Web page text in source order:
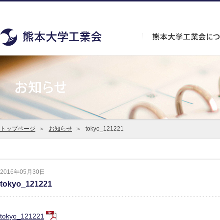
トップページ お知らせ tokyo_121221
2016年05月30日
tokyo_121221
tokyo_121221